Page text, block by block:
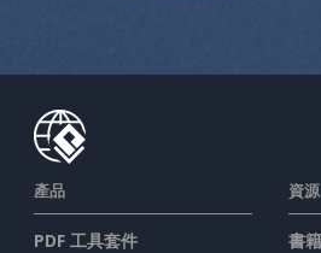
產品
PDF 工具套件
資源
書